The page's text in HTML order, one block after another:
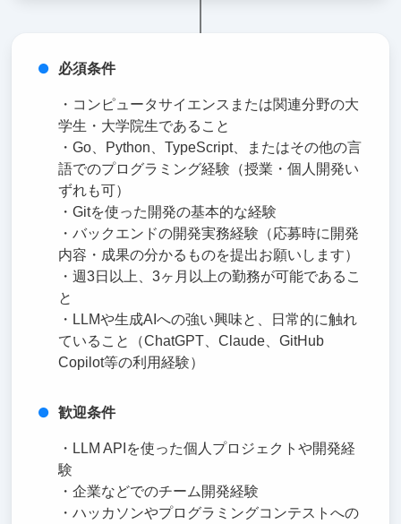
必須条件
・コンピュータサイエンスまたは関連分野の大
学生・大学院生であること
・Go、Python、TypeScript、またはその他の言
語でのプログラミング経験（授業・個人開発い
ずれも可）
・Gitを使った開発の基本的な経験
・バックエンドの開発実務経験（応募時に開発
内容・成果の分かるものを提出お願いします）
・週3日以上、3ヶ月以上の勤務が可能であるこ
と
・LLMや生成AIへの強い興味と、日常的に触れ
ていること（ChatGPT、Claude、GitHub
Copilot等の利用経験）
歓迎条件
・LLM APIを使った個人プロジェクトや開発経
験
・企業などでのチーム開発経験
・ハッカソンやプログラミングコンテストへの